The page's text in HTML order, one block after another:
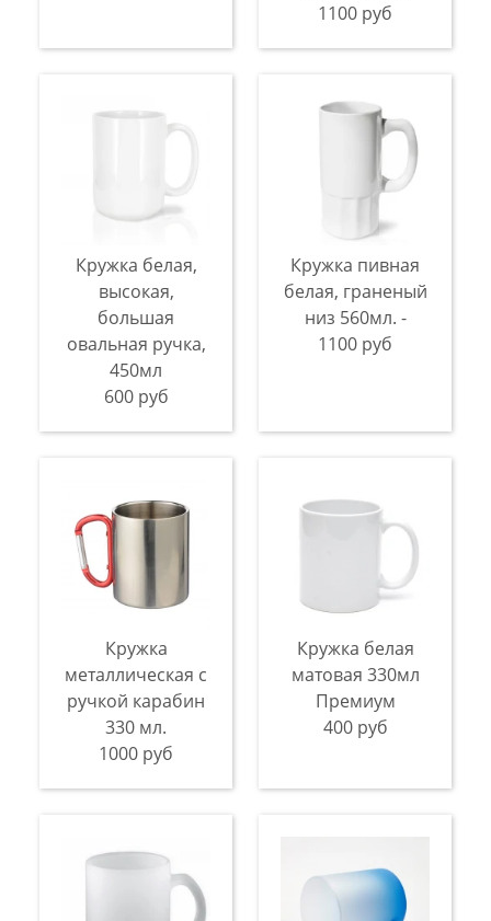
1100 руб
Кружка белая,
высокая,
большая
овальная ручка,
450мл
600 руб
Кружка пивная
белая, граненый
низ 560мл. -
1100 руб
Кружка
металлическая с
ручкой карабин
330 мл.
1000 руб
Кружка белая
матовая 330мл
Премиум
400 руб